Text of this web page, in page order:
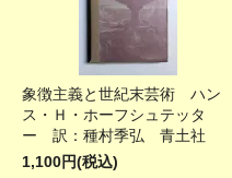
象徴主義と世紀末芸術 ハン
ス・Ｈ・ホーフシュテッタ
ー 訳：種村季弘 青土社
1,100円(税込)